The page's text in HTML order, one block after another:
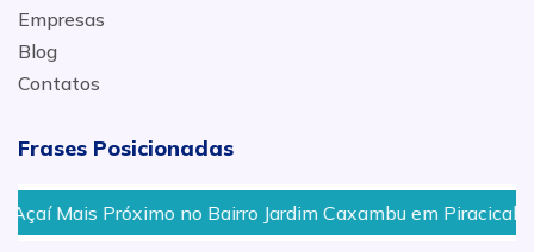
Empresas
Blog
Contatos
Frases Posicionadas
Mais Próximo no Bairro Jardim Caxambu em Piracicaba